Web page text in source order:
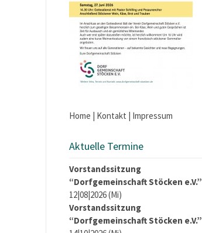
Home | Kontakt | Impressum
Aktuelle Termine
Vorstandssitzung
“Dorfgemeinschaft Stöcken e.V.”
12|08|2026 (Mi)
Vorstandssitzung
“Dorfgemeinschaft Stöcken e.V.”